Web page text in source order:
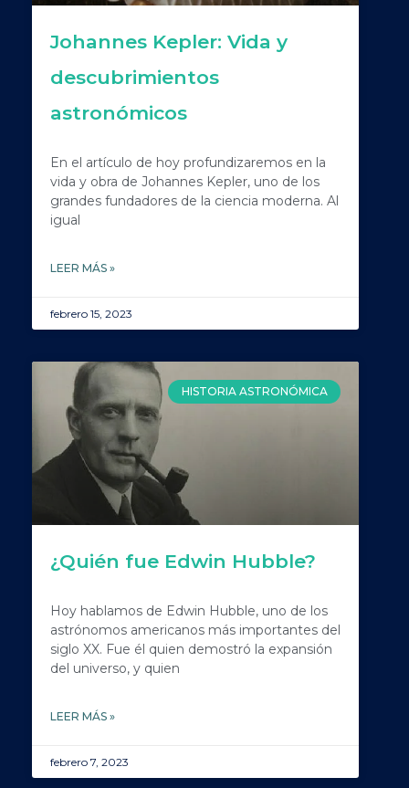
Johannes Kepler: Vida y
descubrimientos
astronómicos
En el artículo de hoy profundizaremos en la
vida y obra de Johannes Kepler, uno de los
grandes fundadores de la ciencia moderna. Al
igual
LEER MÁS »
febrero 15, 2023
HISTORIA ASTRONÓMICA
¿Quién fue Edwin Hubble?
Hoy hablamos de Edwin Hubble, uno de los
astrónomos americanos más importantes del
siglo XX. Fue él quien demostró la expansión
del universo, y quien
LEER MÁS »
febrero 7, 2023